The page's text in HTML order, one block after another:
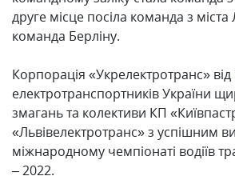
друге місце посіла команда з міста
команда Берліну.
Корпорація «Укрелектротранс» від
електротранспортників України
змагань та колективи КП
«Львівелектротранс» з успішним
міжнародному чемпіонаті водіїв
– 2022.